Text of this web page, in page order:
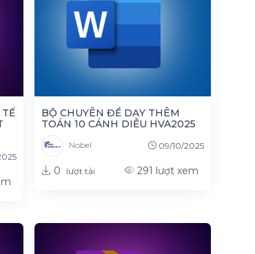
BỘ CHUYÊN ĐỀ DẠY THÊM
TOÁN 10 CÁNH DIỀU HVA2025
Nobel 09/10/2025
0 lượt tải 291 lượt xem